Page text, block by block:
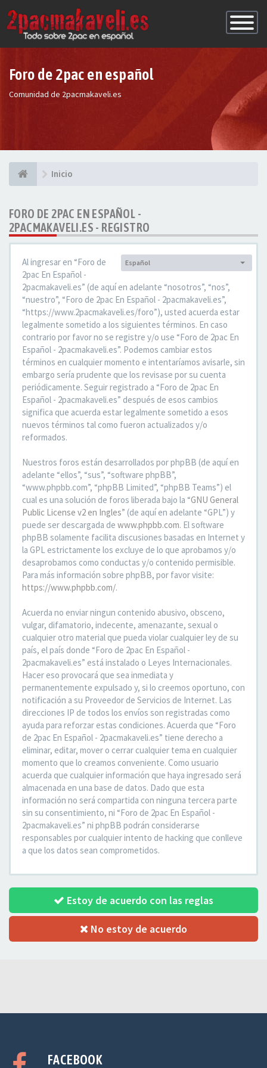
de
Foro de 2pac en español
Comunidad de 2pacmakaveli.es
Inicio
FORO DE 2PAC EN ESPAÑOL -
2PACMAKAVELI.ES - REGISTRO
Idioma:
Español
Al ingresar en “Foro de
2pac En Español -
2pacmakaveli.es” (de aquí en adelante “nosotros”, “nos”,
“nuestro”, “Foro de 2pac En Español - 2pacmakaveli.es”,
“https://www.2pacmakaveli.es/foro”), usted acuerda estar
legalmente sometido a los siguientes términos. En caso
contrario por favor no se registre y/o use “Foro de 2pac En
Español - 2pacmakaveli.es”. Podemos cambiar estos
términos en cualquier momento e intentaríamos avisarle, sin
embargo sería prudente que los revisase por su cuenta
periódicamente. Seguir registrado a “Foro de 2pac En
Español - 2pacmakaveli.es” después de esos cambios
significa que acuerda estar legalmente sometido a esos
nuevos términos tal como fueron actualizados y/o
reformados.
Nuestros foros están desarrollados por phpBB (de aquí en
adelante “ellos”, “sus”, “software phpBB”,
“www.phpbb.com”, “phpBB Limited”, “phpBB Teams”) el
cual es una solución de foros liberada bajo la “GNU General
Public License v2 en Ingles” (de aquí en adelante “GPL”) y
puede ser descargada de www.phpbb.com. El software
phpBB solamente facilita discusiones basadas en Internet y
la GPL estrictamente los excluye de lo que aprobamos y/o
desaprobamos como conductas y/o contenido permisible.
Para más información sobre phpBB, por favor visite:
https://www.phpbb.com/.
Acuerda no enviar ningun contenido abusivo, obsceno,
vulgar, difamatorio, indecente, amenazante, sexual o
cualquier otro material que pueda violar cualquier ley de su
país, el país donde “Foro de 2pac En Español -
2pacmakaveli.es” está instalado o Leyes Internacionales.
Hacer eso provocará que sea inmediata y
permanentemente expulsado y, si lo creemos oportuno, con
notificación a su Proveedor de Servicios de Internet. Las
direcciones IP de todos los envíos son registradas como
ayuda para reforzar estas condiciones. Acuerda que “Foro
de 2pac En Español - 2pacmakaveli.es” tiene derecho a
eliminar, editar, mover o cerrar cualquier tema en cualquier
momento que lo creamos conveniente. Como usuario
acuerda que cualquier información que haya ingresado será
almacenada en una base de datos. Dado que esta
información no será compartida con ninguna tercera parte
sin su consentimiento, ni “Foro de 2pac En Español -
2pacmakaveli.es” ni phpBB podrán considerarse
responsables por cualquier intento de hacking que conlleve
a que los datos sean comprometidos.
Estoy de acuerdo con las reglas
No estoy de acuerdo
FACEBOOK